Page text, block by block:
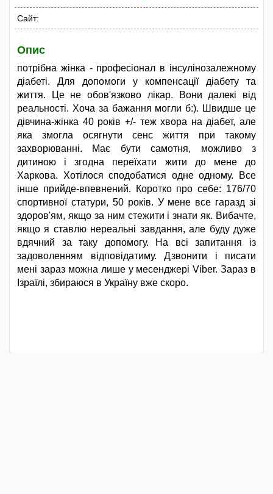
Сайт:
Опис
потрібна жінка - професіонал в інсулінозалежному
діабеті. Для допомоги у компенсації діабету та
життя. Це не обов'язково лікар. Вони далекі від
реальності. Хоча за бажання могли б:). Швидше це
дівчина-жінка 40 років +/- теж хвора на діабет, але
яка змогла осягнути сенс життя при такому
захворюванні. Має бути самотня, можливо з
дитиною і згодна переїхати жити до мене до
Харкова. Хотілося сподобатися одне одному. Все
інше прийде-впевнений. Коротко про себе: 176/70
спортивної статури, 50 років. У мене все гаразд зі
здоров'ям, якщо за ним стежити і знати як. Вибачте,
якщо я ставлю нереальні завдання, але буду дуже
вдячний за таку допомогу. На всі запитання із
задоволенням відповідатиму. Дзвонити і писати
мені зараз можна лише у месенджері Viber. Зараз в
Ізраїлі, збираюся в Україну вже скоро.